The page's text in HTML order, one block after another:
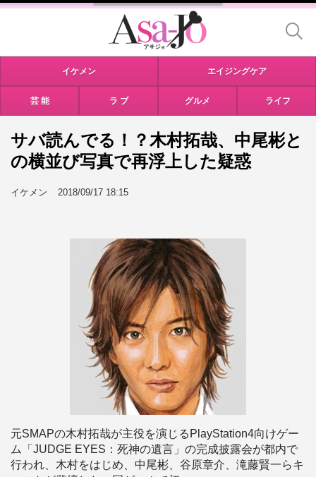
イケメン エイジングケア
芸 能 ラ ブ グルメ ライフ
サバ読んでる！？木村拓哉、中尾彬と
の横並び写真で再浮上した疑惑
イケメン 2018/09/17 18:15
元SMAPの木村拓哉が主役を演じるPlayStation4向けゲー
ム「JUDGE EYES：死神の遺言」の完成披露会が都内で
行われ、木村をはじめ、中尾彬、谷原章介、滝藤賢一らキ